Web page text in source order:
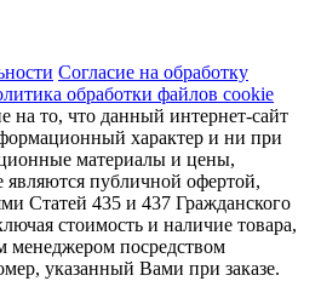
Согласие на обработку
обработки файлов cookie
то, что данный интернет-сайт
характер и ни при
материалы и цены,
являются публичной офертой,
Статей 435 и 437 Гражданского
стоимость и наличие товара,
менеджером посредством
указанный Вами при заказе.